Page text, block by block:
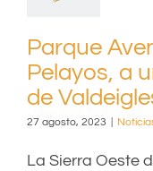
Parque
Pelayos, a
de
27 agosto, 2023
La Sierra Oeste